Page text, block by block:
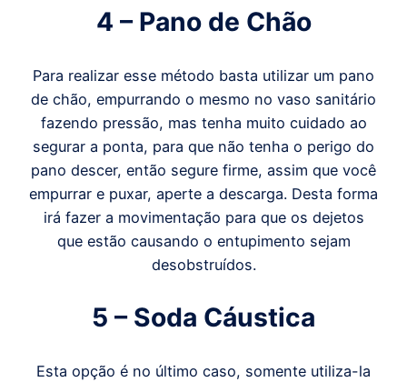
4 – Pano de Chão
Para realizar esse método basta utilizar um pano
de chão, empurrando o mesmo no vaso sanitário
fazendo pressão, mas tenha muito cuidado ao
segurar a ponta, para que não tenha o perigo do
pano descer, então segure firme, assim que você
empurrar e puxar, aperte a descarga. Desta forma
irá fazer a movimentação para que os dejetos
que estão causando o entupimento sejam
desobstruídos.
5 – Soda Cáustica
Esta opção é no último caso, somente utiliza-la